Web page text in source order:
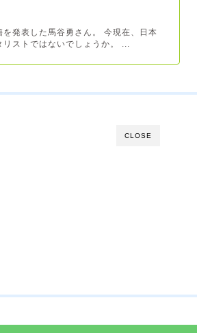
発表した馬谷勇さん。 今現在、日本
ストではないでしょうか。 ...
CLOSE